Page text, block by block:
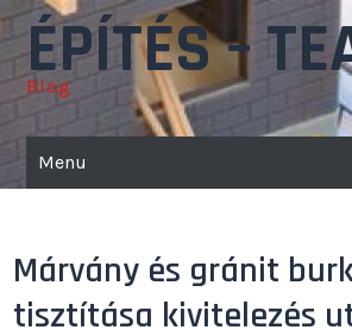
Skip
to
contentÉPÍTÉS –
Blog
Menu
Márvány és gránit
tisztítása kivitelezés